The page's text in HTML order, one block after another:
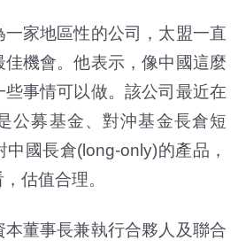
家地區性的公司，太盟一直
機會。他表示，像中國這麼
事情可以做。該公司最近在
公募基金、對沖基金長倉短
國長倉(long-only)的產品，
估值合理。
董事長兼執行合夥人及聯合